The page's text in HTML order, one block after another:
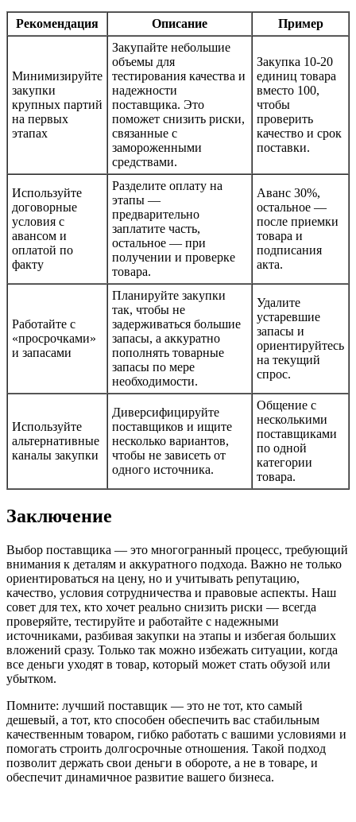
Рекомендация Описание Пример
Минимизируйте
закупки
крупных партий
на первых
этапах
Закупайте небольшие
объемы для
тестирования качества и
надежности
поставщика. Это
поможет снизить риски,
связанные с
замороженными
средствами.
Закупка 10-20
единиц товара
вместо 100,
чтобы
проверить
качество и срок
поставки.
Используйте
договорные
условия с
авансом и
оплатой по
факту
Разделите оплату на
этапы —
предварительно
заплатите часть,
остальное — при
получении и проверке
товара.
Аванс 30%,
остальное —
после приемки
товара и
подписания
акта.
Работайте с
«просрочками»
и запасами
Планируйте закупки
так, чтобы не
задерживаться большие
запасы, а аккуратно
пополнять товарные
запасы по мере
необходимости.
Удалите
устаревшие
запасы и
ориентируйтесь
на текущий
спрос.
Используйте
альтернативные
каналы закупки
Диверсифицируйте
поставщиков и ищите
несколько вариантов,
чтобы не зависеть от
одного источника.
Общение с
несколькими
поставщиками
по одной
категории
товара.
Заключение
Выбор поставщика — это многогранный процесс, требующий
внимания к деталям и аккуратного подхода. Важно не только
ориентироваться на цену, но и учитывать репутацию,
качество, условия сотрудничества и правовые аспекты. Наш
совет для тех, кто хочет реально снизить риски — всегда
проверяйте, тестируйте и работайте с надежными
источниками, разбивая закупки на этапы и избегая больших
вложений сразу. Только так можно избежать ситуации, когда
все деньги уходят в товар, который может стать обузой или
убытком.
Помните: лучший поставщик — это не тот, кто самый
дешевый, а тот, кто способен обеспечить вас стабильным
качественным товаром, гибко работать с вашими условиями и
помогать строить долгосрочные отношения. Такой подход
позволит держать свои деньги в обороте, а не в товаре, и
обеспечит динамичное развитие вашего бизнеса.